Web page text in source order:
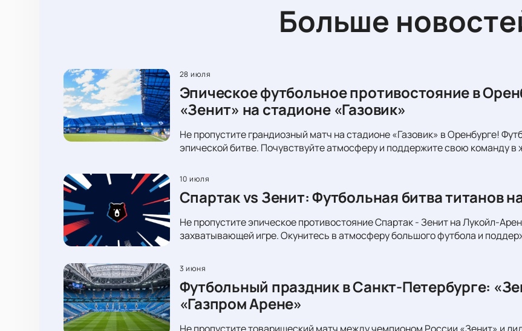
Больше
28 июля
Эпическое футбольное противостояние в
«Зенит» на стадионе «Газовик»
Не пропустите грандиозный матч на стадионе «Газовик» в Оренбурге!
эпической битве. Почувствуйте атмосферу и поддержите свою команду в
10 июля
Спартак vs Зенит: Футбольная битва титанов
Не пропустите эпическое противостояние Спартак - Зенит на Лукойл-
захватывающей игре. Окунитесь в атмосферу большого футбола и
3 июня
Футбольный праздник в Санкт-Петербурге:
«Газпром Арене»